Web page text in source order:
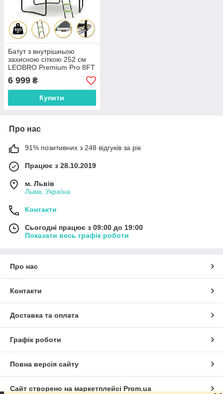
Батут з внутрішньою
захисною сіткою 252 см
LEOBRO Premium Pro 8FT
GREEN (LB-1099)
6 999 ₴
Купити
Про нас
91% позитивних з 248 відгуків за рік
Працює з 28.10.2019
м. Львів
Львів, Україна
Контакти
Сьогодні працює з 09:00 до 19:00
Показати весь графік роботи
Про нас
Контакти
Доставка та оплата
Графік роботи
Повна версія сайту
Сайт створено на маркетплейсі Prom.ua